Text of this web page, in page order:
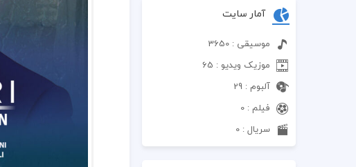
آمار سایت
موسیقی : 3650
موزیک ویدیو : 65
آلبوم : 29
فیلم : 0
سریال : 0